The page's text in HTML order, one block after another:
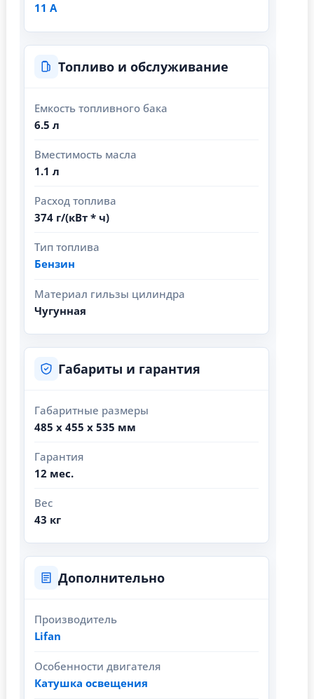
11 А
Топливо и обслуживание
Емкость топливного бака
6.5 л
Вместимость масла
1.1 л
Расход топлива
374 г/(кВт * ч)
Тип топлива
Бензин
Материал гильзы цилиндра
Чугунная
Габариты и гарантия
Габаритные размеры
485 x 455 x 535 мм
Гарантия
12 мес.
Вес
43 кг
Дополнительно
Производитель
Lifan
Особенности двигателя
Катушка освещения